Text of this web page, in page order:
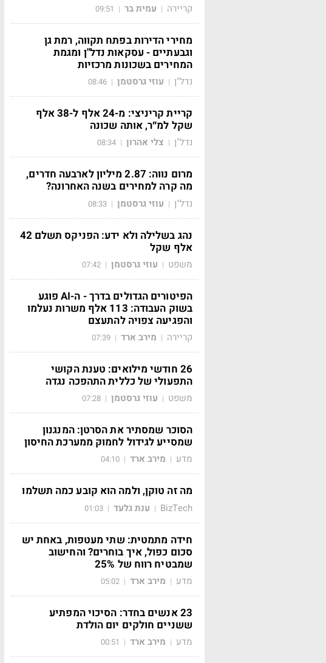
קריירה | עמית בר |
09:51
מחירי הדירות בפתח תקווה, רמת גן
וגבעתיים - עסקאות נדל"ן ומגמת
המחירים בשכונות מרכזיות
נדל"ן | עוזי גרסטמן |
08:46
קריית קריניצי: מ-24 אלף ל-38 אלף
שקל למ״ר, אותה שכונה
נדל"ן | צלי אהרון |
08:34
מרום נווה: 2.87 מיליון לארבעה חדרים,
מה קרה למחירים בשנה האחרונה?
נדל"ן | עוזי גרסטמן |
08:33
נהג בשלילה ולא ידע: הפניקס תשלם 42
אלף שקל
משפט | עוזי גרסטמן |
07:42
הפיטורים הגדולים בדרך - ה-AI פוגע
בשוק העבודה: 113 אלף משרות נעלמו
והפגיעה צפויה להתעצם
קריירה | מירב ארד |
07:39
26 חודשי מילואים: טענת הקושי
התפעולי של כללית התהפכה נגדה
משפט | עוזי גרסטמן |
07:28
הסוכר שמסתיר את הסרטן: המנגנון
שמסייע לגידול לחמוק ממערכת החיסון
מדע | מירב ארד |
04:10
מה זה טוקן, ולמה הוא קובע כמה תשלמו
BizTech
| ענת גלעד |
01:03
חידה מתמטית: שתי מעטפות, באחת יש
סכום כפול, איך בוחרים? והחישוב
שמבטיח רווח של 25%
מדע | מירב ארד |
05:02
23 אנשים בחדר: הסיכוי המפתיע
ששניים חולקים יום הולדת
מדע | מירב ארד |
00:51